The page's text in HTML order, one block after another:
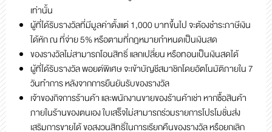
เท่านั้น
ผู้ที่ได้รับรางวัลที่มีมูลค่าตั้งแต่ 1,000 บาทขึ้นไป จะต้องชำระภาษีเงิน
ได้หัก ณ ที่จ่าย 5% หรือตามที่กฎหมายกำหนดเป็นเงินสด
ของรางวัลไม่สามารถโอนสิทธิ์ แลกเปลี่ยน หรือทอนเป็นเงินสดได้
ผู้ที่ได้รับรางวัล พอยต์พิเศษ จะเข้าบัญชีสมาชิกโดยอัตโนมัติภายใน 7
วันทำการ หลังจากการยืนยันรับของรางวัล
เจ้าของกิจการร้านค้า และพนักงานขายของร้านค้าเช่า หากซื้อสินค้า
ภายในร้านของตนเอง ใบเสร็จไม่สามารถร่วมรายการโปรโมชั่นส่ง
เสริมการขายได้ ขอสงวนสิทธิ์ในการเรียกคืนของรางวัล หรือยกเลิก